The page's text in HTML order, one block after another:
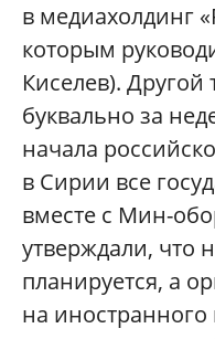
в медиахолдинг
которым
Киселев).
буквально за
начала
в Сирии все
вместе с Мин-
утверждали, что
планируется, а
на иностранного